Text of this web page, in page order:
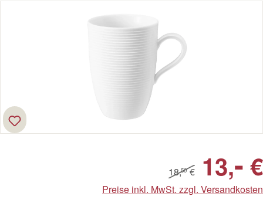
18,50€ 13,- €
Preise inkl. MwSt. zzgl. Versandkosten